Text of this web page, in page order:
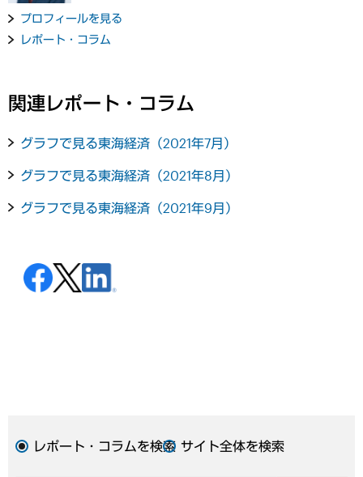
プロフィールを見る
レポート・コラム
関連レポート・コラム
グラフで見る東海経済（2021年7月）
グラフで見る東海経済（2021年8月）
グラフで見る東海経済（2021年9月）
レポート・コラムを検索 サイト全体を検索